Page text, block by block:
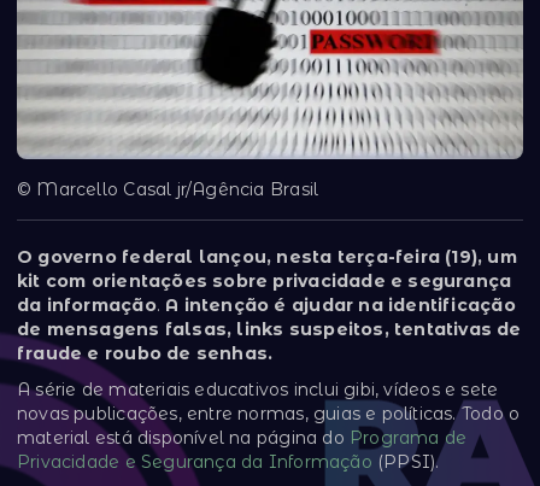
© Marcello Casal jr/Agência Brasil
O governo federal lançou, nesta terça-feira (19), um
kit com orientações sobre privacidade e segurança
da informação. A intenção é ajudar na identificação
de mensagens falsas, links suspeitos, tentativas de
fraude e roubo de senhas.
A série de materiais educativos inclui gibi, vídeos e sete
novas publicações, entre normas, guias e políticas. Todo o
material está disponível na página do Programa de
Privacidade e Segurança da Informação (PPSI).